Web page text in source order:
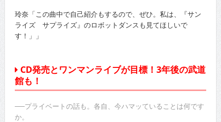
玲奈「この曲中で自己紹介もするので、ぜひ。私は、『サン
ライズ サプライズ』のロボットダンスも見てほしいで
す！」」
CD発売とワンマンライブが目標！3年後の武道
館も！
──プライベートの話も。各自、今ハマッていることは何です
か。